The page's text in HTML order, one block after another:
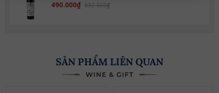
490.000₫ 632.500₫
SẢN PHẨM LIÊN QUAN